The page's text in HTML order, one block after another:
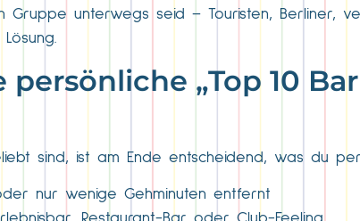
unterwegs seid – Touristen, Berliner,
„Top 10
sind, ist am Ende entscheidend, was du
nur wenige Gehminuten entfernt